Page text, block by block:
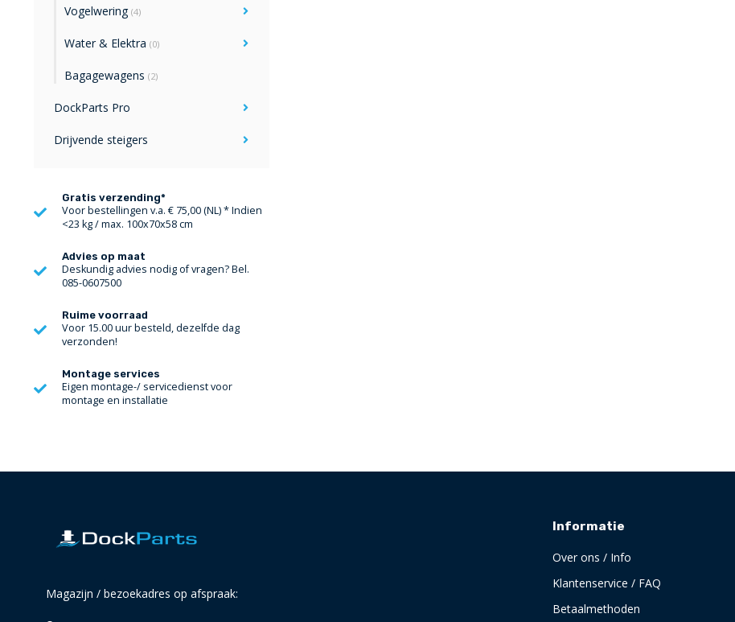
Vogelwering (4)
Water & Elektra (0)
Bagagewagens (2)
DockParts Pro
Drijvende steigers
Gratis verzending*
Voor bestellingen v.a. € 75,00 (NL) * Indien
<23 kg / max. 100x70x58 cm
Advies op maat
Deskundig advies nodig of vragen? Bel.
085-0607500
Ruime voorraad
Voor 15.00 uur besteld, dezelfde dag
verzonden!
Montage services
Eigen montage-/ servicedienst voor
montage en installatie
Magazijn / bezoekadres op afspraak:
Informatie
Over ons / Info
Klantenservice / FAQ
Betaalmethoden